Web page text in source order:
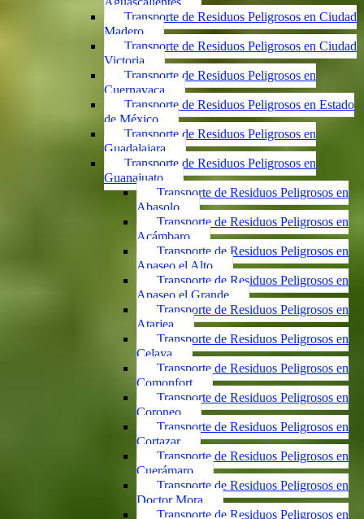
Transporte de Residuos Peligrosos en Ciudad
Madero
Transporte de Residuos Peligrosos en Ciudad
Victoria
Transporte de Residuos Peligrosos en
Cuernavaca
Transporte de Residuos Peligrosos en Estado
de México
Transporte de Residuos Peligrosos en
Guadalajara
Transporte de Residuos Peligrosos en
Guanajuato
Transporte de Residuos Peligrosos en
Abasolo
Transporte de Residuos Peligrosos en
Acámbaro
Transporte de Residuos Peligrosos en
Apaseo el Alto
Transporte de Residuos Peligrosos en
Apaseo el Grande
Transporte de Residuos Peligrosos en
Atarjea
Transporte de Residuos Peligrosos en
Celaya
Transporte de Residuos Peligrosos en
Comonfort
Transporte de Residuos Peligrosos en
Coroneo
Transporte de Residuos Peligrosos en
Cortazar
Transporte de Residuos Peligrosos en
Cuerámaro
Transporte de Residuos Peligrosos en
Doctor Mora
Transporte de Residuos Peligrosos en